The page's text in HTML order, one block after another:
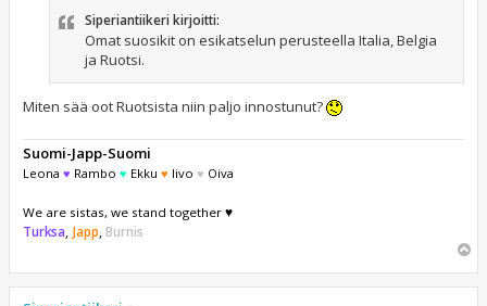
Siperiantiikeri kirjoitti:
Omat suosikit on esikatselun perusteella Italia, Belgia
ja Ruotsi.
Miten sää oot Ruotsista niin paljo innostunut?
Suomi-Japp-Suomi
Leona ♥ Rambo ♥ Ekku ♥ Iivo ♥ Oiva
We are sistas, we stand together ♥
Turksa Japp Burnis
ö